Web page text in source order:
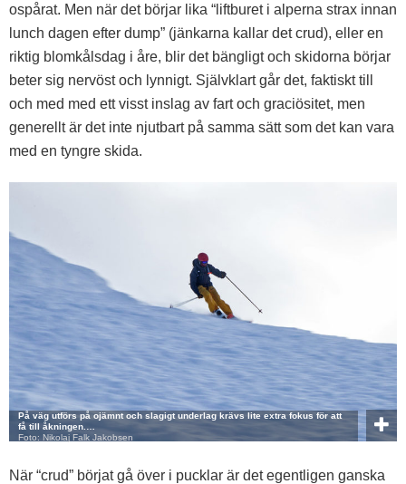
ospårat. Men när det börjar lika “liftburet i alperna strax innan
lunch dagen efter dump” (jänkarna kallar det crud), eller en
riktig blomkålsdag i åre, blir det bängligt och skidorna börjar
beter sig nervöst och lynnigt. Självklartgår det, faktiskt till
och med med ett visst inslag av fart och graciösitet, men
generellt är det inte njutbart på samma sätt som det kan vara
med en tyngre skida.
På väg utförs på ojämnt och slagigt underlag krävs lite extra fokus för att
få till åkningen.…
Foto: Nikolaj Falk Jakobsen
När “crud” börjat gå över i pucklar är det egentligen ganska